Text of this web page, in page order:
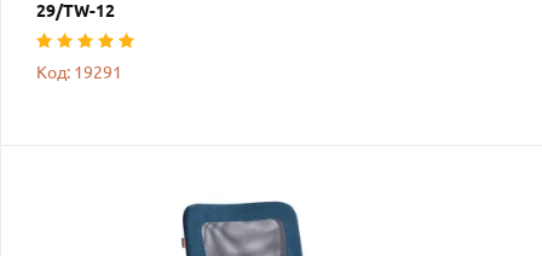
29/TW-12
Код: 19291